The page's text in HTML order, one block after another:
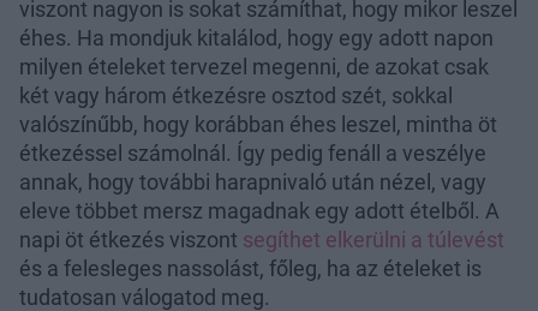
viszont nagyon is sokat számíthat, hogy mikor leszel
éhes. Ha mondjuk kitalálod, hogy egy adott napon
milyen ételeket tervezel megenni, de azokat csak
két vagy három étkezésre osztod szét, sokkal
valószínűbb, hogy korábban éhes leszel, mintha öt
étkezéssel számolnál. Így pedig fenáll a veszélye
annak, hogy további harapnivaló után nézel, vagy
eleve többet mersz magadnak egy adott ételből. A
napi öt étkezés viszont segíthet elkerülni a túlevést
és a felesleges nassolást, főleg, ha az ételeket is
tudatosan válogatod meg.